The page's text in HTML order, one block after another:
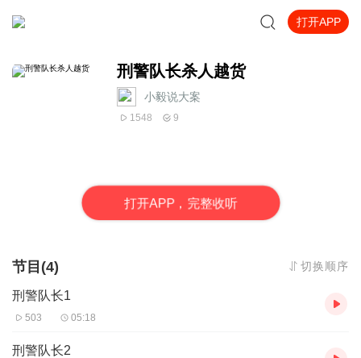
打开APP
刑警队长杀人越货
小毅说大案
1548 9
打开APP，完整收听
节目(4) 切换顺序
刑警队长1
503 05:18
刑警队长2